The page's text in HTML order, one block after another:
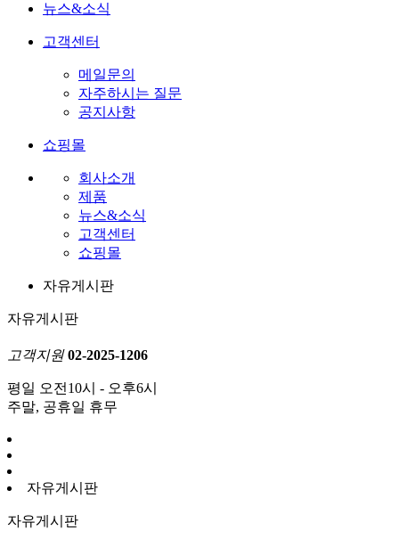
뉴스&소식
고객센터
메일문의
자주하시는 질문
공지사항
쇼핑몰
회사소개
제품
뉴스&소식
고객센터
쇼핑몰
자유게시판
자유게시판
고객지원 02-2025-1206
평일 오전10시 - 오후6시
주말, 공휴일 휴무
자유게시판
자유게시판